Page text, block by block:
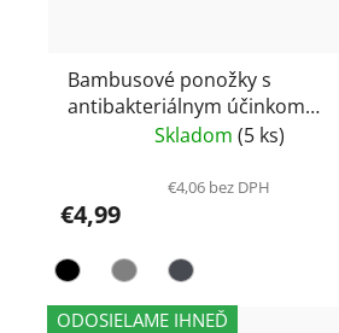
Bambusové ponožky s
antibakteriálnym účinkom
Tatrasvit Babes
Skladom (5 ks)
€4,06 bez DPH
€4,99
ODOSIELAME IHNEĎ